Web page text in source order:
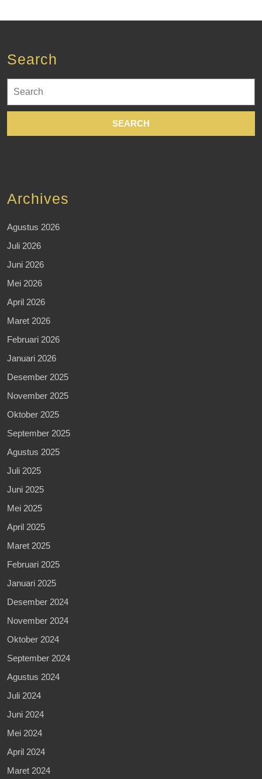
Search
for:
Archives
Agustus 2026
Juli 2026
Juni 2026
Mei 2026
April 2026
Maret 2026
Februari 2026
Januari 2026
Desember 2025
November 2025
Oktober 2025
September 2025
Agustus 2025
Juli 2025
Juni 2025
Mei 2025
April 2025
Maret 2025
Februari 2025
Januari 2025
Desember 2024
November 2024
Oktober 2024
September 2024
Agustus 2024
Juli 2024
Juni 2024
Mei 2024
April 2024
Maret 2024